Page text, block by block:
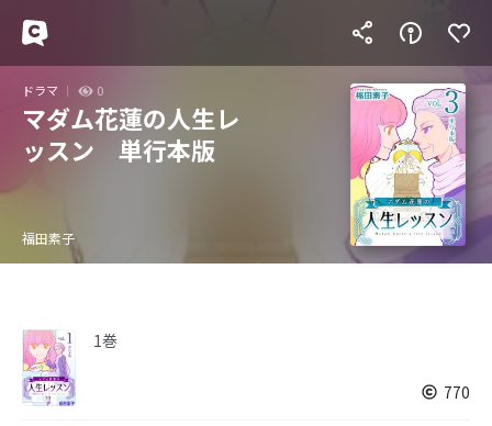
ドラマ 0
マダム花蓮の人生レ
ッスン 単行本版
福田素子
1巻
770